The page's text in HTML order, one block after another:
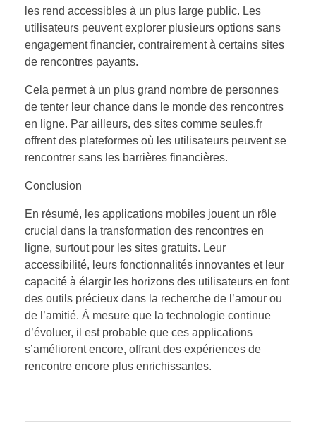
les rend accessibles à un plus large public. Les
utilisateurs peuvent explorer plusieurs options sans
engagement financier, contrairement à certains sites
de rencontres payants.
Cela permet à un plus grand nombre de personnes
de tenter leur chance dans le monde des rencontres
en ligne. Par ailleurs, des sites comme seules.fr
offrent des plateformes où les utilisateurs peuvent se
rencontrer sans les barrières financières.
Conclusion
En résumé, les applications mobiles jouent un rôle
crucial dans la transformation des rencontres en
ligne, surtout pour les sites gratuits. Leur
accessibilité, leurs fonctionnalités innovantes et leur
capacité à élargir les horizons des utilisateurs en font
des outils précieux dans la recherche de l’amour ou
de l’amitié. À mesure que la technologie continue
d’évoluer, il est probable que ces applications
s’améliorent encore, offrant des expériences de
rencontre encore plus enrichissantes.